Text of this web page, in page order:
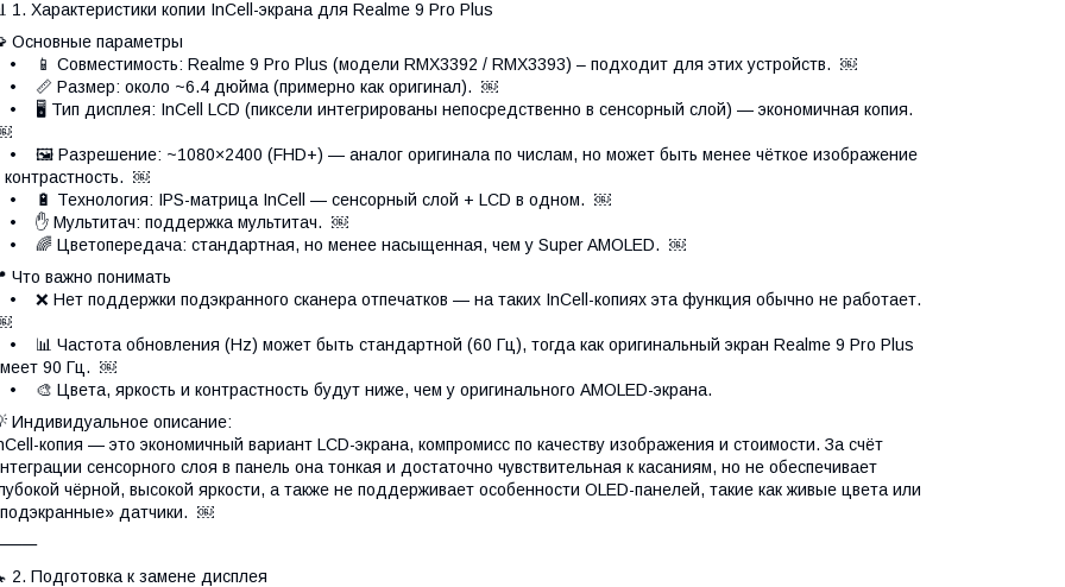
1. Характеристики копии InCell-экрана для Realme 9 Pro Plus
Основные параметры
• 📱 Совместимость: Realme 9 Pro Plus (модели RMX3392 / RMX3393) – подходит для этих устройств. ￼
• 📏 Размер: около ~6.4 дюйма (примерно как оригинал). ￼
• 🖥 Тип дисплея: InCell LCD (пиксели интегрированы непосредственно в сенсорный слой) — экономичная копия.
• 🖼 Разрешение: ~1080×2400 (FHD+) — аналог оригинала по числам, но может быть менее чёткое изображение
контрастность. ￼
• 🔋 Технология: IPS-матрица InCell — сенсорный слой + LCD в одном. ￼
• ✋ Мультитач: поддержка мультитач. ￼
• 🌈 Цветопередача: стандартная, но менее насыщенная, чем у Super AMOLED. ￼
Что важно понимать
• ❌ Нет поддержки подэкранного сканера отпечатков — на таких InCell-копиях эта функция обычно не работает.
• 📊 Частота обновления (Hz) может быть стандартной (60 Гц), тогда как оригинальный экран Realme 9 Pro Plus
90 Гц. ￼
• 🎨 Цвета, яркость и контрастность будут ниже, чем у оригинального AMOLED-экрана.
Индивидуальное описание:
копия — это экономичный вариант LCD-экрана, компромисс по качеству изображения и стоимости. За счёт
сенсорного слоя в панель она тонкая и достаточно чувствительная к касаниям, но не обеспечивает
чёрной, высокой яркости, а также не поддерживает особенности OLED-панелей, такие как живые цвета или
датчики. ￼
2. Подготовка к замене дисплея